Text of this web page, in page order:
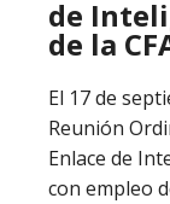
de
de la
El 17 de
Reunión
Enlace de
con empleo